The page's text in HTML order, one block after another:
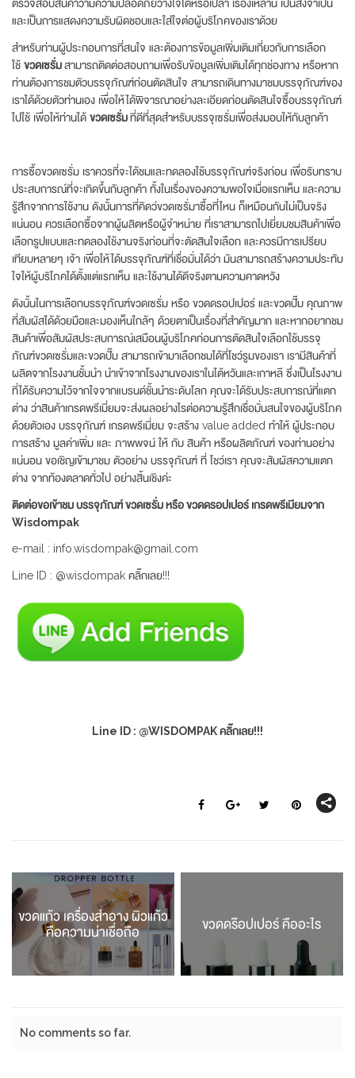
ตรวจสอบสินค้าว่ามีความปลอดภัยวางใจได้หรือเปล่า เรื่องเหล่านี้ เป็นสิ่งจำเป็น
และเป็นการแสดงความรับผิดชอบและใส่ใจต่อผู้บริโภคของเราด้วย
สำหรับท่านผู้ประกอบการที่สนใจ และต้องการข้อมูลเพิ่มเติมเกี่ยวกับการเลือก
ใช้ ขวดเซรั่มสามารถติดต่อสอบถามเพื่อรับข้อมูลเพิ่มเติมได้ทุกช่องทาง หรือหาก
ท่านต้องการชมตัวบรรจุภัณฑ์ก่อนตัดสินใจ สามารถเดินทางมาชมบรรจุภัณฑ์ของ
เราได้ด้วยตัวท่านเอง เพื่อให้ได้พิจารณาอย่างละเอียดก่อนตัดสินใจซื้อบรรจุภัณฑ์
ไปใช้ เพื่อให้ท่านได้ ขวดเซรั่มที่ดีที่สุดสำหรับบรรจุเซรั่มเพื่อส่งมอบให้กับลูกค้า
การซื้อขวดเซรั่ม เราควรที่จะได้ชมและทดลองใช้บรรจุภัณฑ์จริงก่อน เพื่อรับทราบ
ประสบการณ์ที่จะเกิดขึ้นกับลูกค้า ทั้งในเรื่องของความพอใจเมื่อแรกเห็น และความ
รู้สึกจากการใช้งาน ดังนั้นการที่คิดว่ขวดเซรั่มาซื้อที่ไหน ก็เหมือนกันไม่เป็นจริง
แน่นอน ควรเลือกซื้อจากผู้ผลิตหรือผู้จำหน่าย ที่เราสามารถไปเยี่ยมชมสินค้าเพื่อ
เลือกรูปแบบและทดลองใช้งานจริงก่อนที่จะตัดสินใจเลือก และควรมีการเปรียบ
เทียบหลายๆ เจ้า เพื่อให้ได้บรรจุภัณฑ์ที่เชื่อมั่นได้ว่า มันสามารถสร้างความประทับ
ใจให้ผู้บริโภคได้ตั้งแต่แรกเห็น และใช้งานได้ดีจริงตามความคาดหวัง
ดังนั้นในการเลือกบรรจุภัณฑ์ขวดเซรั่ม หรือ ขวดดรอปเปอร์ และขวดปั๊ม คุณภาพ
ที่สัมผัสได้ด้วยมือและมองเห็นใกล้ๆ ด้วยตาเป็นเรื่องที่สำคัญมาก และหากอยากชม
สินค้าเพื่อสัมผัสประสบการณ์เสมือนผู้บริโภคก่อนการตัดสินใจเลือกใช้บรรจุ
ภัณฑ์ขวดเซรั่มและขวดปั๊ม สามารถเข้ามาเลือกชมได้ที่โชว์รูมของเรา เรามีสินค้าที่
ผลิตจากโรงงานชั้นนำ นำเข้าจากโรงงานของเราในไต้หวันและเกาหลี ซึ่งเป็นโรงงาน
ที่ได้รับความไว้จากใจจากแบรนด์ชั้นนำระดับโลก คุณจะได้รับประสบการณ์ที่แตก
ต่าง ว่าสินค้าเกรดพรีเมี่ยมจะส่งผลอย่างไรต่อความรู้สึกเชื่อมั่นสนใจของผู้บริโภค
ด้วยตัวเอง บรรจุภัณฑ์ เกรดพรีเมี่ยม จะสร้าง value added ทำให้ ผู้ประกอบ
การสร้าง มูลค่าเพิ่ม และ ภาพพจน์ ให้ กับ สินค้า หรือผลิตภัณฑ์ ของท่านอย่าง
แน่นอน ขอเชิญเข้ามาชม ตัวอย่าง บรรจุภัณฑ์ ที่ โชว์เรา คุณจะสัมผัสความแตก
ต่าง จากท้องตลาดทั่วไป อย่างสิ้นเชิงค่ะ
ติดต่อขอเข้าชม บรรจุภัณฑ์ ขวดเซรั่ม หรือ ขวดดรอปเปอร์ เกรดพรีเมียมจาก
Wisdompak
e-mail : info.wisdompak@gmail.com
Line ID : @wisdompak คลิ๊กเลย!!!
Line ID : @WISDOMPAK คลิ๊กเลย!!!
ขวดดร๊อปเปอร์ คืออะไร
ขวดแก้ว เครื่องสำอาง ผิวแก้ว
คือความน่าเชื่อถือ
No comments so far.